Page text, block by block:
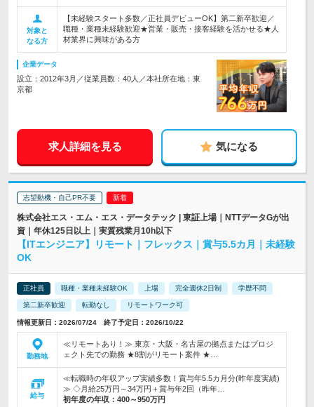
対象と
なる方
【未経験スタート多数／正社員デビューOK】第二新卒歓迎／
職種・業種未経験歓迎★営業・販売・接客経験を活かせる★人
材業界に興味がある方
企業データ
設立：2012年3月／従業員数：40人／本社所在地：東
京都
求人詳細を見る 気になる
志望動機・自己PR不要
株式会社エス・エム・エス・データテック | 東証上場｜NTTデータGが出
資｜年休125日以上｜実質残業月10h以下
【ITエンジニア】リモート｜フレックス｜賞与5.5カ月｜未経験
OK
正社員 職種・業種未経験OK 上場 完全週休2日制 学歴不問
第二新卒歓迎 転勤なし リモートワーク可
情報更新日：2026/07/24 終了予定日：2026/10/22
勤務地
≪リモートあり！≫ 東京・大阪・名古屋の拠点またはプロジ
ェクト先での勤務 ★8割がリモート案件 ★…
給与
≪転職時の年収アップ実績多数！賞与年5.5カ月分(昨年度実績)
≫ ◇月給25万円～34万円＋賞与年2回（昨年…
初年度の年収： 400～950万円